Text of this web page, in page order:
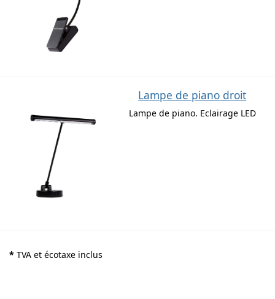
Lampe de piano droit
Lampe de piano. Eclairage LED
* TVA et écotaxe inclus